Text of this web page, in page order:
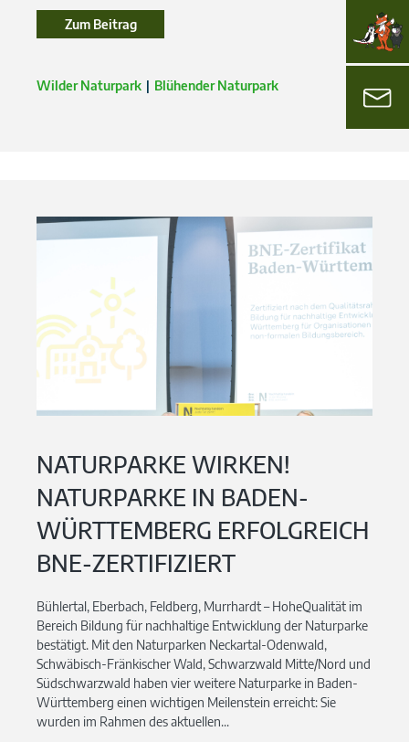
Zum BeitragZum Beitrag
Wilder Naturpark Blühender Naturpark
NATURPARKE WIRKEN!
NATURPARKE IN BADEN-
WÜRTTEMBERG ERFOLGREICH
BNE-ZERTIFIZIERT
Bühlertal, Eberbach, Feldberg, Murrhardt – HoheQualität im
Bereich Bildung für nachhaltige Entwicklung der Naturparke
bestätigt. Mit den Naturparken Neckartal-Odenwald,
Schwäbisch-Fränkischer Wald, Schwarzwald Mitte/Nord und
Südschwarzwald haben vier weitere Naturparke in Baden-
Württemberg einen wichtigen Meilenstein erreicht: Sie
wurden im Rahmen des aktuellen...